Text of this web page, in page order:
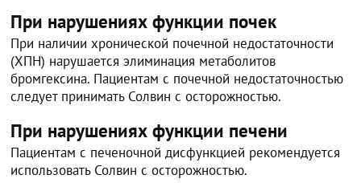
При нарушениях функции почек
При наличии хронической почечной недостаточности
(ХПН) нарушается элиминация метаболитов
бромгексина. Пациентам с почечной недостаточностью
следует принимать Солвин с осторожностью.
При нарушениях функции печени
Пациентам с печеночной дисфункцией рекомендуется
использовать Солвин с осторожностью.